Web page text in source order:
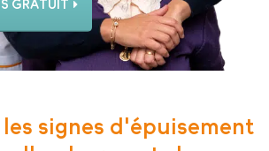
GRATUIT
signes d'épuisement